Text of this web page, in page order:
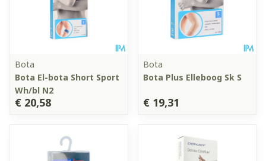
Bota
Bota El-bota Short Sport
Wh/bl N2
€ 20,58
Bota
Bota Plus Elleboog Sk S
€ 19,31